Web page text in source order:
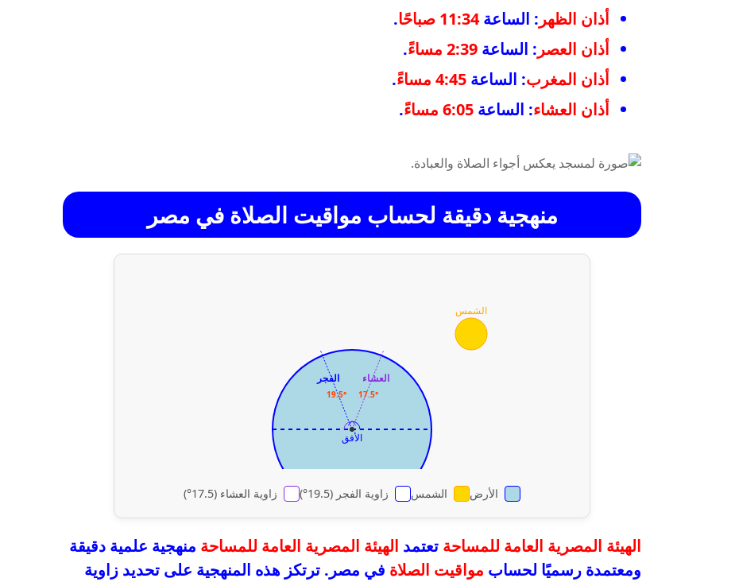
أذان الظهر : الساعة11:34 صباحًا
.
أذان العصر : الساعة 2:39 مساءً
.
أذان المغرب: الساعة 4:45 مساءً
.
أذان العشاء: الساعة 6:05 مساءً .
منهجية دقيقة لحساب مواقيت الصلاة في مصر
الأفق
الشمس
الفجر
19.5°
العشاء
17.5°
الأرض الشمس زاوية الفجر (19.5°) زاوية العشاء (17.5°)
الهيئة المصرية العامة للمساحة تعتمد الهيئة المصرية العامة للمساحة منهجية علمية دقيقة
ومعتمدة رسميًا لحساب مواقيت الصلاة في مصر. ترتكز هذه المنهجية على تحديد زاوية